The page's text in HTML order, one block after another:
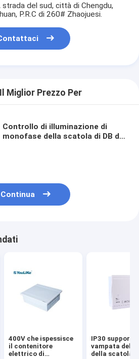
del sud, città di Chengdu,
P.R.C di 260# Zhaojuesi.
Miglior Prezzo Per
Controllo di illuminazione di
monofase della scatola di DB di
Continua
400V che ispessisce
il contenitore
elettrico di
IP30 supporto
vampata del
della scatola